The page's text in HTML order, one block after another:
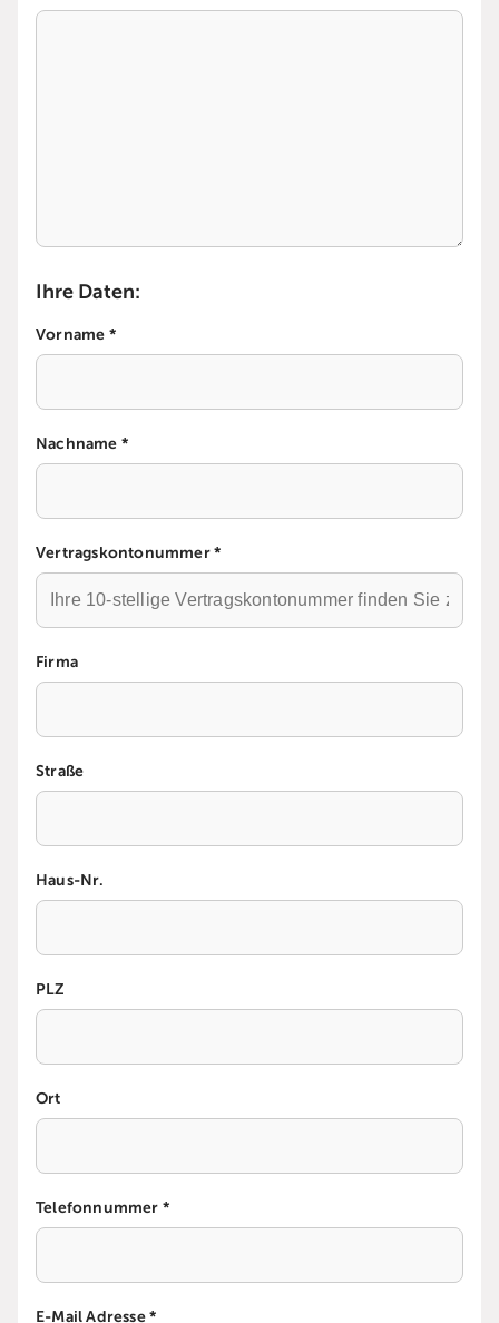
Ihre Daten:
Vorname *
Nachname *
Vertragskontonummer *
Firma
Straße
Haus-Nr.
PLZ
Ort
Telefonnummer *
E-Mail Adresse *